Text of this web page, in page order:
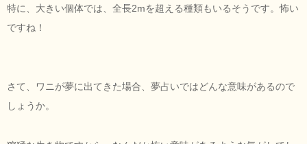
特に、大きい個体では、全長2mを超える種類もいるそうです。怖い
ですね！
さて、ワニが夢に出てきた場合、夢占いではどんな意味があるので
しょうか。